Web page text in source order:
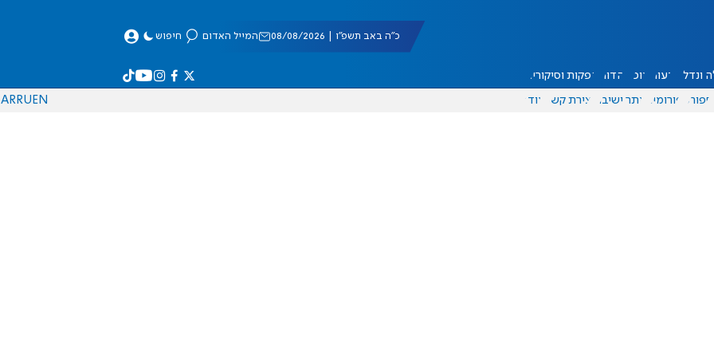
כ"ה באב תשפ"ו | 08/08/2026 המייל האדום חיפוש
ונדל"ן דעות אוכל יהדות הפקות וסיקורים
ספורט פורומים אתר ישיבה יצירת קשר עוד EN
RU
AR